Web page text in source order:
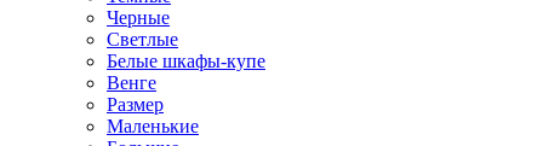
Черные
Светлые
Белые шкафы-купе
Венге
Размер
Маленькие